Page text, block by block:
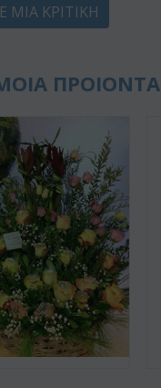
ΜΙΑ ΚΡΙΤΙΚΉ
ΠΡΟΙΟΝΤΑ